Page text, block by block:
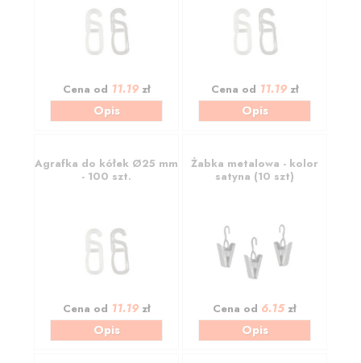
Cena od 11.19zł
Opis
Cena od 11.19zł
Opis
Agrafka do kółek Ø25 mm
- 100 szt.
Cena od 11.19zł
Opis
Żabka metalowa - kolor
satyna (10 szt)
Cena od 6.15 zł
Opis